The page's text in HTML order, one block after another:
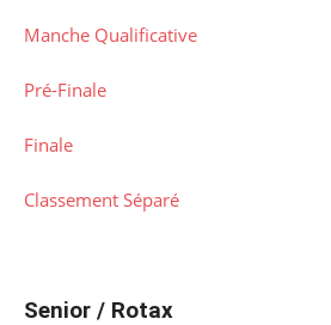
Manche Qualificative
Pré-Finale
Finale
Classement Séparé
Senior / Rotax